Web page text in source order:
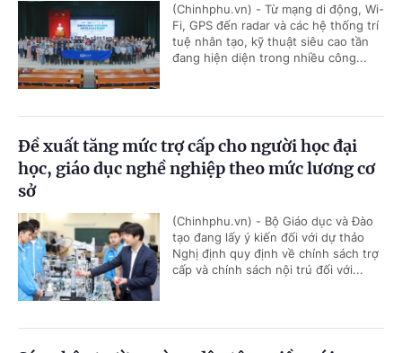
(Chinhphu.vn) - Từ mạng di động, Wi-
Fi, GPS đến radar và các hệ thống trí
tuệ nhân tạo, kỹ thuật siêu cao tần
đang hiện diện trong nhiều công...
Đề xuất tăng mức trợ cấp cho người học đại
học, giáo dục nghề nghiệp theo mức lương cơ
sở
(Chinhphu.vn) - Bộ Giáo dục và Đào
tạo đang lấy ý kiến đối với dự thảo
Nghị định quy định về chính sách trợ
cấp và chính sách nội trú đối với...